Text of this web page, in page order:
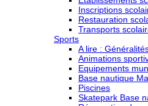
Inscriptions
Restauration
Transports
Sports
A lire :
Animations
Equipements
Base nautique
Piscines
Skatepark Base